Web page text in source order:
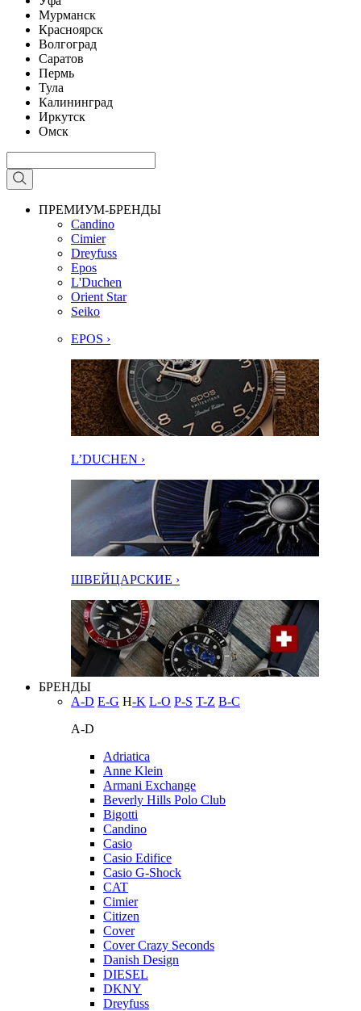
Мурманск
Красноярск
Волгоград
Саратов
Пермь
Тула
Калининград
Иркутск
Омск
ПРЕМИУМ-БРЕНДЫ
Candino
Cimier
Dreyfuss
Epos
L'Duchen
Orient Star
Seiko
EPOS ›
L’DUCHEN ›
ШВЕЙЦАРСКИЕ ›
БРЕНДЫ
A-D E-G H-K L-O P-S T-Z В-С
A-D
Adriatica
Anne Klein
Armani Exchange
Beverly Hills Polo Club
Bigotti
Candino
Casio
Casio Edifice
Casio G-Shock
CAT
Cimier
Citizen
Cover
Cover Crazy Seconds
Danish Design
DIESEL
DKNY
Dreyfuss